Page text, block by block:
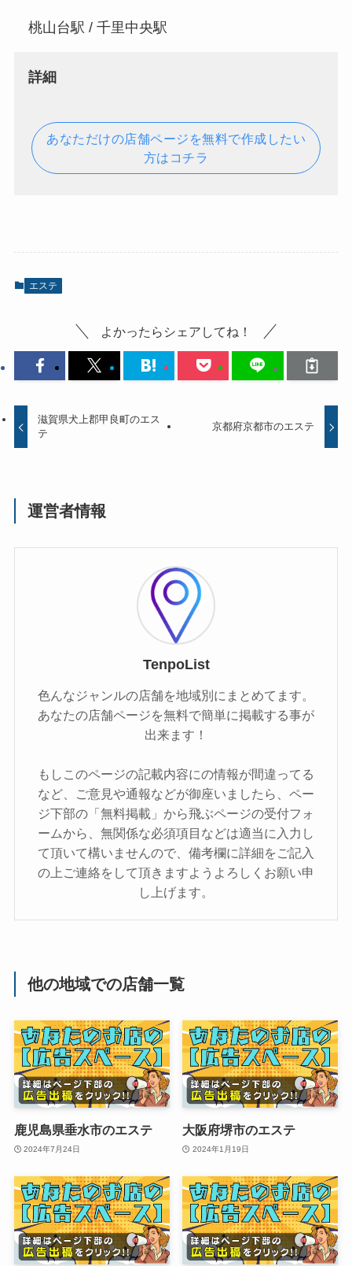
桃山台駅 / 千里中央駅
詳細
あなただけの店舗ページを無料で作成したい
方はコチラ
エステ
よかったらシェアしてね！
滋賀県犬上郡甲良町のエス
テ
京都府京都市のエステ
運営者情報
TenpoList
色んなジャンルの店舗を地域別にまとめてます。
あなたの店舗ページを無料で簡単に掲載する事が
出来ます！
もしこのページの記載内容にの情報が間違ってる
など、ご意見や通報などが御座いましたら、ペー
ジ下部の「無料掲載」から飛ぶページの受付フォ
ームから、無関係な必須項目などは適当に入力し
て頂いて構いませんので、備考欄に詳細をご記入
の上ご連絡をして頂きますようよろしくお願い申
し上げます。
他の地域での店舗一覧
鹿児島県垂水市のエステ
2024年7月24日
大阪府堺市のエステ
2024年1月19日